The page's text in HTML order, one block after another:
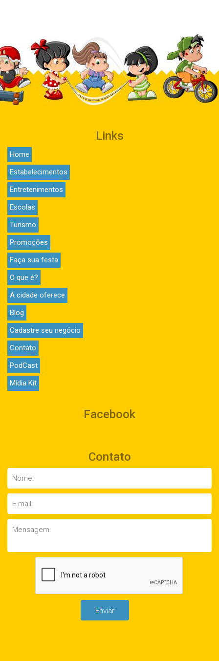
Links
Home
Estabelecimentos
Entretenimentos
Escolas
Turismo
Promoções
Faça sua festa
O que é?
A cidade oferece
Blog
Cadastre seu negócio
Contato
PodCast
Mídia Kit
Facebook
Contato